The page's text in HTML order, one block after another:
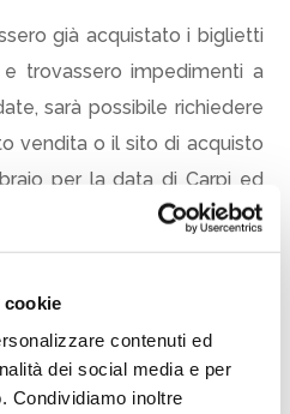
contenuti ed
dei social media e per
Condividiamo inoltre
già acquistato i biglietti
trovassero impedimenti a
sarà possibile richiedere
vendita o il sito di acquisto
per la data di Carpi ed
le date di Mantova,
sulle prevendite
a consultare il sito ufficiale
e i canali social